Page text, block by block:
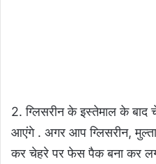
2. ग्लिसरीन के इस्तेमाल के
आएंगे . अगर आप ग्लिसरीन,
कर चेहरे पर फेस पैक बना कर